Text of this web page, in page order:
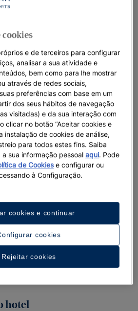
hotel
cookies
e de terceiros para configurar
analisar a sua atividade e
bem como para lhe mostrar
através de redes sociais,
preferências com base em um
dos seus hábitos de navegação
visitadas) e da sua interação com
clicar no botão “Aceitar cookies e
instalação de cookies de análise,
para todos estes fins. Saiba
a sua informação pessoalaqui. Pode
de Cookiese configurar ou
à Configuração.
cookies
Rejeitar cookies
cookies e continuar